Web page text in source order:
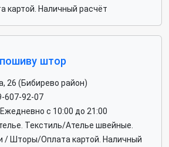
картой. Наличный расчёт
штор
26 (Бибирево район)
607-92-07
Ежедневно с 10:00 до 21:00
Текстиль/Ателье швейные.
/ Шторы/Оплата картой. Наличный